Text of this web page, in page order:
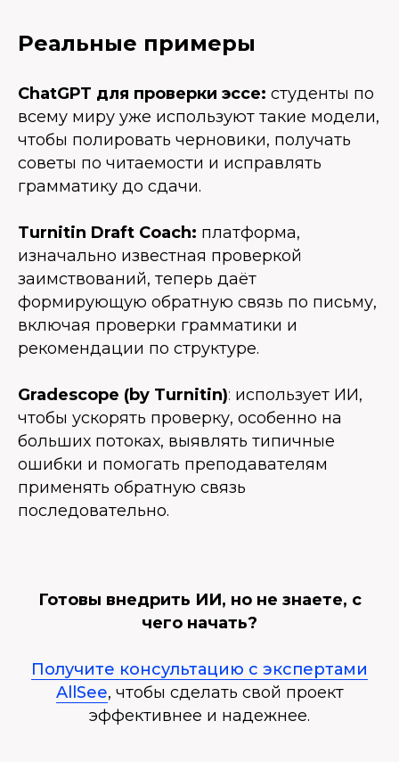
Реальные примеры
ChatGPT для проверки эссе: студенты по
всему миру уже используют такие модели,
чтобы полировать черновики, получать
советы по читаемости и исправлять
грамматику до сдачи.
Turnitin Draft Coach: платформа,
изначально известная проверкой
заимствований, теперь даёт
формирующую обратную связь по письму,
включая проверки грамматики и
рекомендации по структуре.
Gradescope (by Turnitin): использует ИИ,
чтобы ускорять проверку, особенно на
больших потоках, выявлять типичные
ошибки и помогать преподавателям
применять обратную связь
последовательно.
Готовы внедрить ИИ, но не знаете, с
чего начать?
Получите консультацию с экспертами
AllSee, чтобы сделать свой проект
эффективнее и надежнее.